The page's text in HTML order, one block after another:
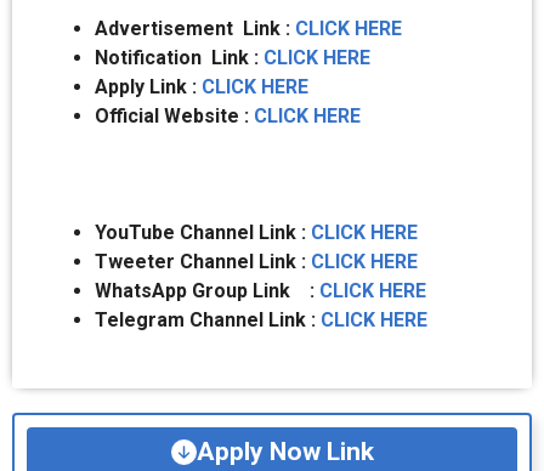
Advertisement Link : CLICK HERE
Notification Link : CLICK HERE
Apply Link : CLICK HERE
Official Website : CLICK HERE
YouTube Channel Link : CLICK HERE
Tweeter Channel Link : CLICK HERE
WhatsApp Group Link : CLICK HERE
Telegram Channel Link : CLICK HERE
Apply Now Link